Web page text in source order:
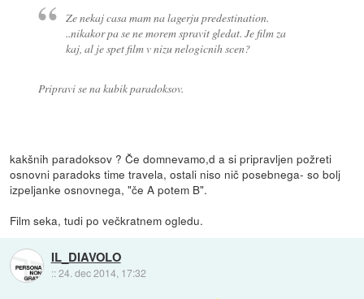
Ze nekaj casa mam na lagerju predestination.
..nikakor pa se ne morem spravit gledat. Je film za
kaj, al je spet film v nizu nelogicnih scen?
Pripravi se na kubik paradoksov.
kakšnih paradoksov ? Če domnevamo,d a si pripravljen požreti
osnovni paradoks time travela, ostali niso nič posebnega- so bolj
izpeljanke osnovnega, "če A potem B".
Film seka, tudi po večkratnem ogledu.
IL_DIAVOLO
::24. dec 2014, 17:32